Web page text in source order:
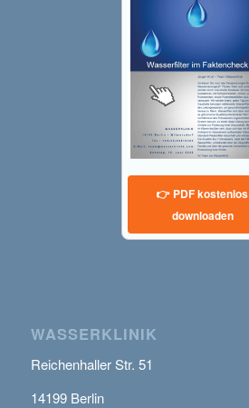
👉 PDF kostenlos
downloaden
WASSERKLINIK
Reichenhaller Str. 51
14199 Berlin